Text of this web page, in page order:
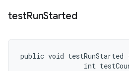
testRunStarted
public void testRunStarted
int